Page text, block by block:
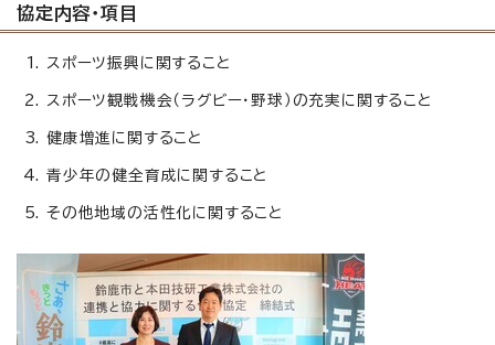
協定内容・項目
スポーツ振興に関すること
スポーツ観戦機会（ラグビー・野球）の充実に関すること
健康増進に関すること
青少年の健全育成に関すること
その他地域の活性化に関すること